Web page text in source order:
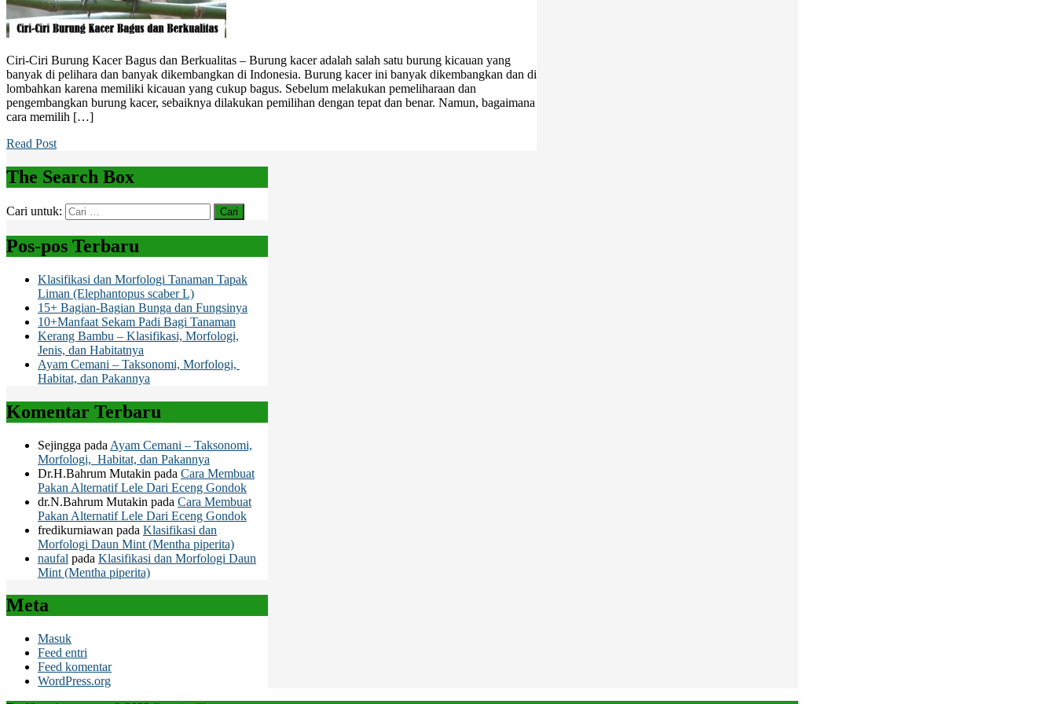
Ciri-Ciri Burung Kacer Bagus dan Berkualitas – Burung kacer adalah salah satu burung kicauan yang
banyak di pelihara dan banyak dikembangkan di Indonesia. Burung kacer ini banyak dikembangkan dan di
lombahkan karena memiliki kicauan yang cukup bagus. Sebelum melakukan pemeliharaan dan
pengembangkan burung kacer, sebaiknya dilakukan pemilihan dengan tepat dan benar. Namun, bagaimana
cara memilih […]
Read Post
The Search Box
Cari untuk:
Pos-pos Terbaru
Klasifikasi dan Morfologi Tanaman Tapak
Liman (Elephantopus scaber L)
15+ Bagian-Bagian Bunga dan Fungsinya
10+Manfaat Sekam Padi Bagi Tanaman
Kerang Bambu – Klasifikasi, Morfologi,
Jenis, dan Habitatnya
Ayam Cemani – Taksonomi, Morfologi,
Habitat, dan Pakannya
Komentar Terbaru
Sejingga pada Ayam Cemani – Taksonomi,
Morfologi, Habitat, dan Pakannya
Dr.H.Bahrum Mutakin pada Cara Membuat
Pakan Alternatif Lele Dari Eceng Gondok
dr.N.Bahrum Mutakin pada Cara Membuat
Pakan Alternatif Lele Dari Eceng Gondok
fredikurniawan pada Klasifikasi dan
Morfologi Daun Mint (Mentha piperita)
naufal pada Klasifikasi dan Morfologi Daun
Mint (Mentha piperita)
Meta
Masuk
Feed entri
Feed komentar
WordPress.org